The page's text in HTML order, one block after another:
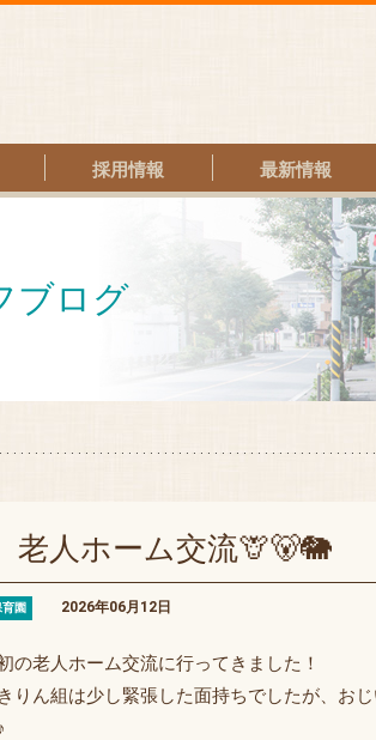
採用情報 最新情報
ブログ
人ホーム交流🦒🐻🐘
園 2026年06月12日
の老人ホーム交流に行ってきました！
りん組は少し緊張した面持ちでしたが、お